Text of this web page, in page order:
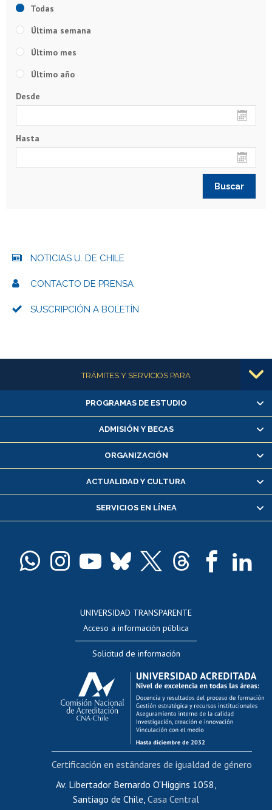
Todas
Última semana
Último mes
Último año
Desde
Hasta
NOTICIAS U. DE CHILE
CONTACTO DE PRENSA
SUSCRIPCIÓN A BOLETÍN
Más informaciónTRÁMITES Y SERVICIOS PARA
Alumnas/os y exalumnas/os
Matrícula en línea
Inscripción y cambio de asignaturas
Consulta y certificado de notas
Servicio médico y dental
Pago de arancel y crédito alumnos
Docentes
Evaluación docente
Calificación académica
Postulación al AUCAI
Funcionarias/os
Cursos internos de capacitación
Bienestar del personal
Portal de movilidad interna
Certificado de renta
Certificado de renta honorarios
PROGRAMAS DE ESTUDIO
ADMISIÓN Y BECAS
ORGANIZACIÓN
ACTUALIDAD Y CULTURA
SERVICIOS EN LÍNEA
UNIVERSIDAD TRANSPARENTE
Acceso a información pública
Solicitud de información
Av. Libertador Bernardo O'Higgins 1058,
Santiago de Chile, Casa Central
Certificación en estándares de igualdad de género